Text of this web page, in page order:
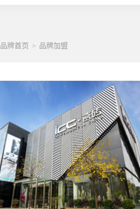
品牌首页 > 品牌加盟